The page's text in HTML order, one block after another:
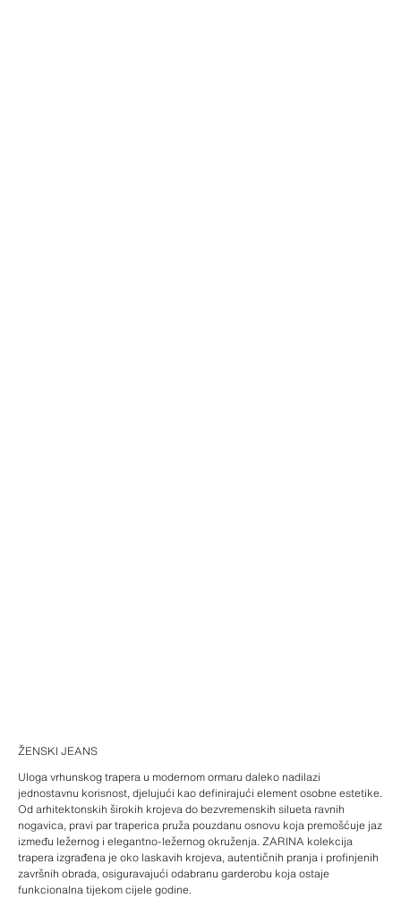
ŽENSKI JEANS
Uloga vrhunskog trapera u modernom ormaru daleko nadilazi
jednostavnu korisnost, djelujući kao definirajući element osobne estetike.
Od arhitektonskih širokih krojeva do bezvremenskih silueta ravnih
nogavica, pravi par traperica pruža pouzdanu osnovu koja premošćuje jaz
između ležernog i elegantno-ležernog okruženja. ZARINA kolekcija
trapera izgrađena je oko laskavih krojeva, autentičnih pranja i profinjenih
završnih obrada, osiguravajući odabranu garderobu koja ostaje
funkcionalna tijekom cijele godine.